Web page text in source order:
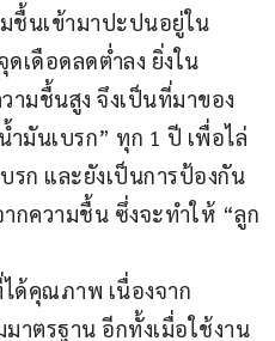
ชื้นเข้ามาปะปนอยู่ใน
เดือดลดต่ำลง ยิ่งใน
ามชื้นสูง จึงเป็นที่มาของ
มันเบรก” ทุก 1 ปี เพื่อไล่
ก และยังเป็นการป้องกัน
กความชื้น ซึ่งจะทำให้ “ลูก
ด้คุณภาพ เนื่องจาก
าตรฐาน อีกทั้งเมื่อใช้งาน